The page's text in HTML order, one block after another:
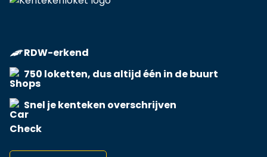
RDW-erkend
750 loketten, dus altijd één in de buurt
Snel je kenteken overschrijven